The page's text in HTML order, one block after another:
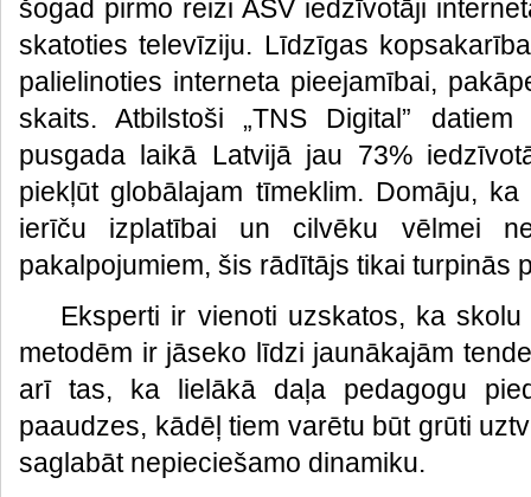
šogad pirmo reizi ASV iedzīvotāji
skatoties televīziju. Līdzīgas
palielinoties interneta pieejamībai,
skaits. Atbilstoši „TNS Digital”
pusgada laikā Latvijā jau 73%
piekļūt globālajam tīmeklim. Domāju, ka
ierīču izplatībai un cilvēku vēlmei
pakalpojumiem, šis rādītājs tikai turpinās
Eksperti ir vienoti uzskatos, ka
metodēm ir jāseko līdzi jaunākajām
arī tas, ka lielākā daļa pedagogu
paaudzes, kādēļ tiem varētu būt grūti
saglabāt nepieciešamo dinamiku.